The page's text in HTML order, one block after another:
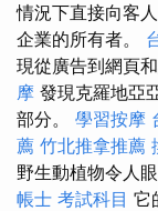
情況下直接向客
企業的所有者。
現從廣告到網頁
摩 發現克羅地亞
部分。 學習按摩
薦 竹北推拿推薦
野生動植物令人
帳士 考試科目 它